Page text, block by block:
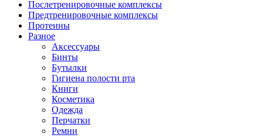
Послетренировочные комплексы
Предтренировочные комплексы
Протеины
Разное
Аксессуары
Бинты
Бутылки
Гигиена полости рта
Книги
Косметика
Одежда
Перчатки
Ремни